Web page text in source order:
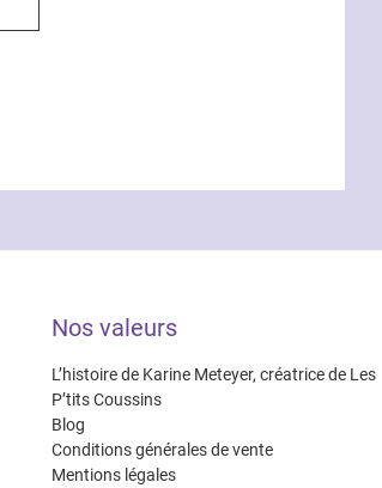
:
:
Nos valeurs
L’histoire de Karine Meteyer, créatrice de Les
P’tits Coussins
Blog
Conditions générales de vente
Mentions légales